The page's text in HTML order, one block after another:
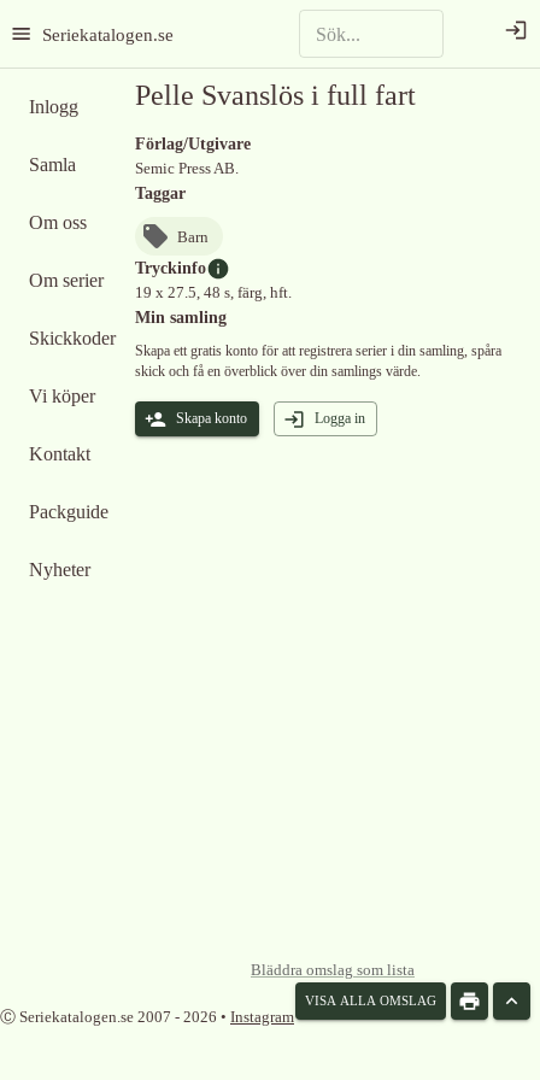
Seriekatalogen.se
Inlogg
Samla
Om oss
Om serier
Skickkoder
Vi köper
Kontakt
Packguide
Nyheter
Pelle Svanslös i full fart
Förlag/Utgivare
Semic Press AB.
Taggar
Barn
Tryckinfo
19 x 27.5, 48 s, färg, hft.
Min samling
Skapa ett gratis konto för att registrera serier i din samling, spåra
skick och få en överblick över din samlings värde.
Skapa konto Logga in
VISA ALLA OMSLAG
Bläddra omslag som lista
Ⓒ Seriekatalogen.se 2007 - 2026 • Instagram